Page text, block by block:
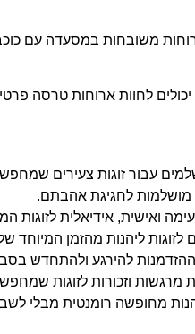
משובחות במסעדה עם
לחוות ארוחות טרסה
עבור זוגות צעירים
מושלמות לחגיגת אהבתם.
ואישית, אידיאלית לזוגות
ליהנות מהזמן המיוחד
ההזדמנות להירגע ולהתחדש
מרגשות וזכורות לזוגות
מחופשה רומנטית מבלי